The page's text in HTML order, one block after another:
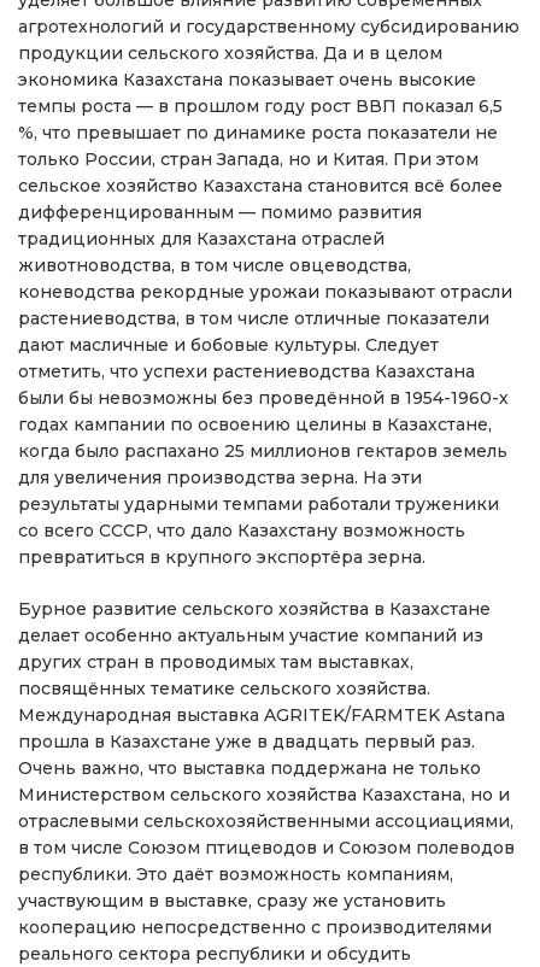
агротехнологий и государственному субсидированию
продукции сельского хозяйства. Да и в целом
экономика Казахстана показывает очень высокие
темпы роста — в прошлом году рост ВВП показал 6,5
%, что превышает по динамике роста показатели не
только России, стран Запада, но и Китая. При этом
сельское хозяйство Казахстана становится всё более
дифференцированным — помимо развития
традиционных для Казахстана отраслей
животноводства, в том числе овцеводства,
коневодства рекордные урожаи показывают отрасли
растениеводства, в том числе отличные показатели
дают масличные и бобовые культуры. Следует
отметить, что успехи растениеводства Казахстана
были бы невозможны без проведённой в 1954-1960-х
годах кампании по освоению целины в Казахстане,
когда было распахано 25 миллионов гектаров земель
для увеличения производства зерна. На эти
результаты ударными темпами работали труженики
со всего СССР, что дало Казахстану возможность
превратиться в крупного экспортёра зерна.
Бурное развитие сельского хозяйства в Казахстане
делает особенно актуальным участие компаний из
других стран в проводимых там выставках,
посвящённых тематике сельского хозяйства.
Международная выставка AGRITEK/FARMTEK Astana
прошла в Казахстане уже в двадцать первый раз.
Очень важно, что выставка поддержана не только
Министерством сельского хозяйства Казахстана, но и
отраслевыми сельскохозяйственными ассоциациями,
в том числе Союзом птицеводов и Союзом полеводов
республики. Это даёт возможность компаниям,
участвующим в выставке, сразу же установить
кооперацию непосредственно с производителями
реального сектора республики и обсудить